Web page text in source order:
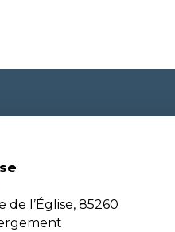
de l’Église, 85260